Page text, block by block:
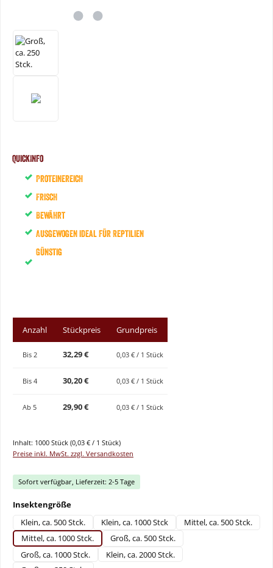
QuickInfo
Proteinereich
Frisch
Bewährt
Ausgewogen ideal für Reptilien
Günstig
Anzahl Stückpreis Grundpreis
Bis 2 32,29 € 0,03 € / 1 Stück
Bis 4 30,20 € 0,03 € / 1 Stück
Ab 5 29,90 € 0,03 € / 1 Stück
Inhalt: 1000 Stück (0,03 € / 1 Stück)
Preise inkl. MwSt. zzgl. Versandkosten
Sofort verfügbar, Lieferzeit: 2-5 Tage
Insektengrößeauswählen
Klein, ca. 500 Stck.
Klein, ca. 1000 Stck
Mittel, ca. 500 Stck.
Mittel, ca. 1000 Stck.
Groß, ca. 500 Stck.
Groß, ca. 1000 Stck.
Klein, ca. 2000 Stck.